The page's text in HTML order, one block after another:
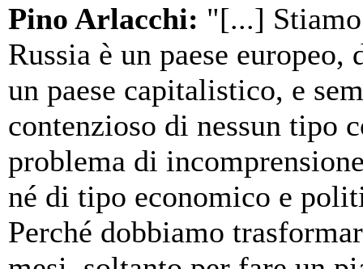
Pino Arlacchi: "[...]
Russia è un paese
un paese capitalistico, e
contenzioso di nessun tipo
problema di
né di tipo economico e
Perché dobbiamo